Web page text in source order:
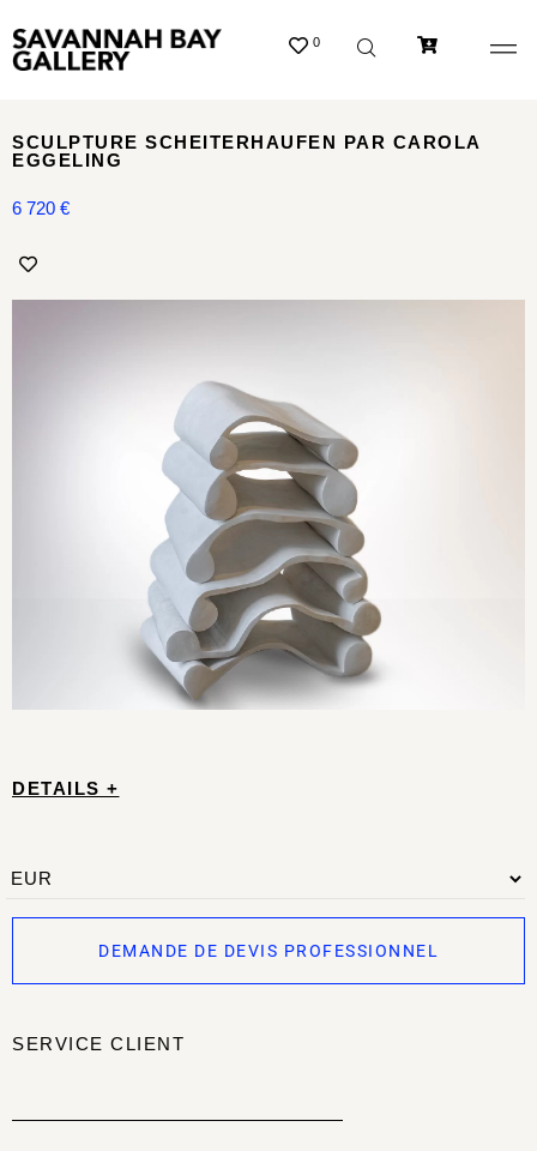
0
DETAILS +
DEMANDE DE DEVIS PROFESSIONNEL
SERVICE CLIENT
SCULPTURE SCHEITERHAUFEN PAR CAROLA
EGGELING
6 720 €